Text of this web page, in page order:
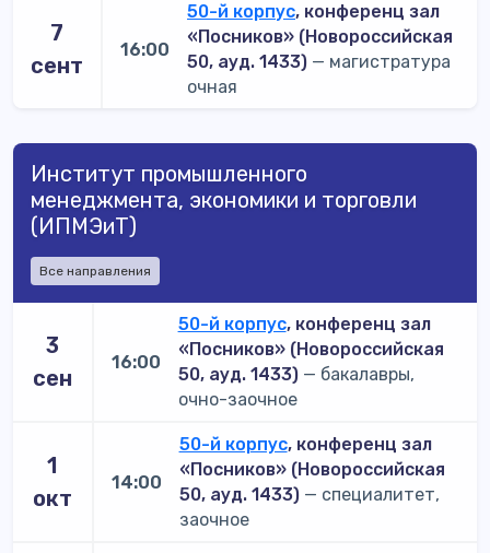
7
сент
16:00
50-й корпус, конференц зал
«Посников» (Новороссийская
50, ауд. 1433) — магистратура
очная
Институт промышленного
менеджмента, экономики и торговли
(ИПМЭиТ)
Все направления
3
сен
16:00
50-й корпус, конференц зал
«Посников» (Новороссийская
50, ауд. 1433)— бакалавры,
очно-заочное
1
окт
14:00
50-й корпус, конференц зал
«Посников» (Новороссийская
50, ауд. 1433)— специалитет,
заочное